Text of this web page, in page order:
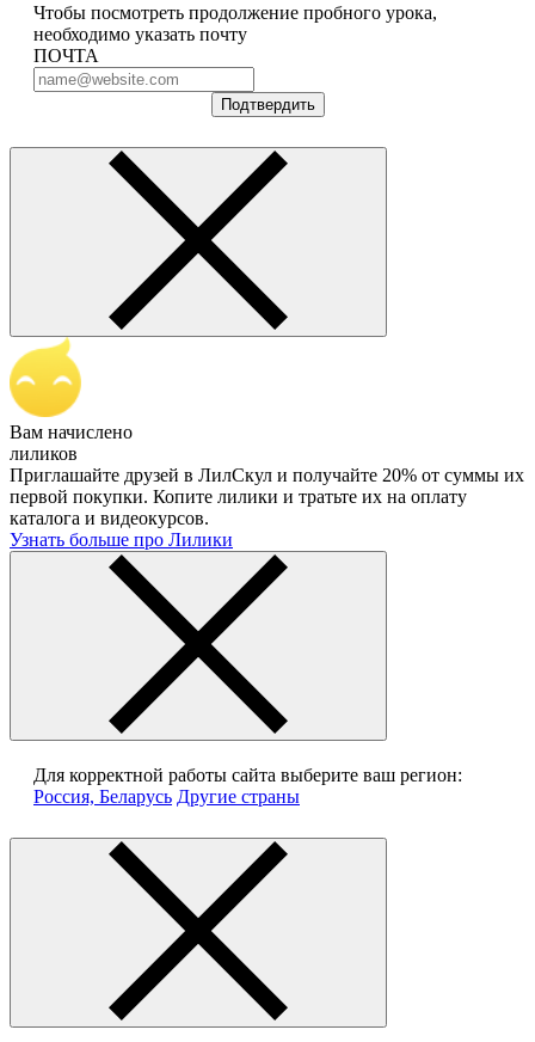
Чтобы посмотреть продолжение пробного урока,
необходимо указать почту
ПОЧТА
Подтвердить
Вам начислено
лиликов
Приглашайте друзей в ЛилСкул и получайте 20% от суммы их
первой покупки. Копите лилики и тратьте их на оплату
каталога и видеокурсов.
Узнать больше про Лилики
Для корректной работы сайта выберите ваш регион:
Россия, Беларусь Другие страны